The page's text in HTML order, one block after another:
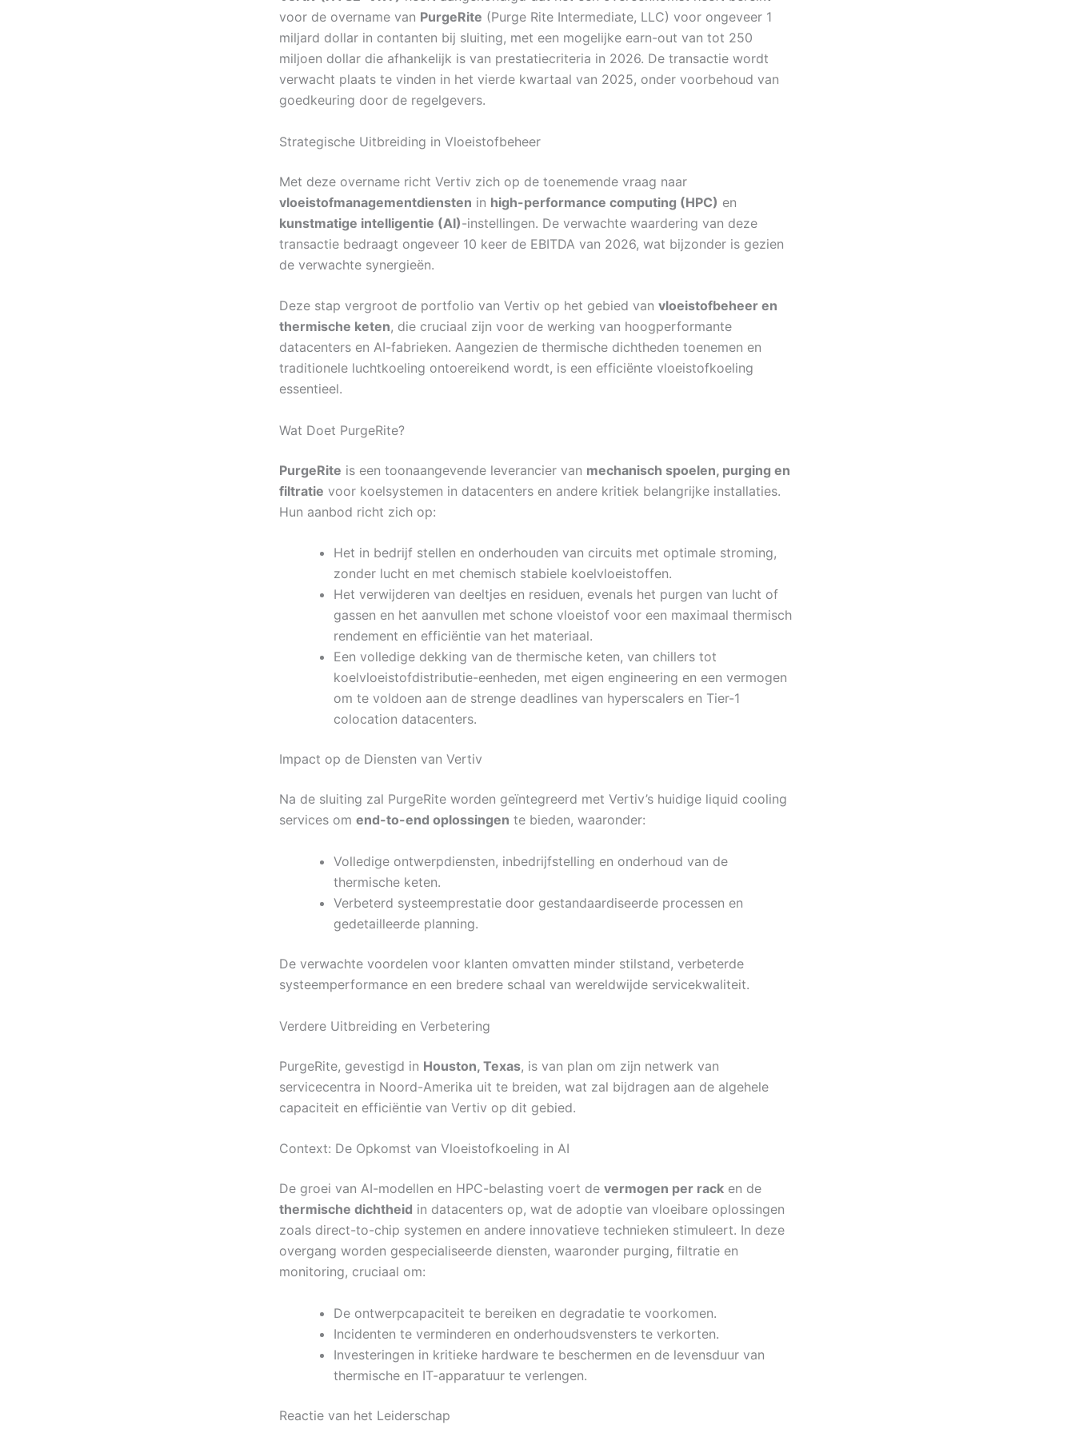
voor de overname van PurgeRite (Purge Rite Intermediate, LLC) voor ongeveer 1
miljard dollar in contanten bij sluiting, met een mogelijke earn-out van tot 250
miljoen dollar die afhankelijk is van prestatiecriteria in 2026. De transactie wordt
verwacht plaats te vinden in het vierde kwartaal van 2025, onder voorbehoud van
goedkeuring door de regelgevers.
Strategische Uitbreiding in Vloeistofbeheer
Met deze overname richt Vertiv zich op de toenemende vraag naar
vloeistofmanagementdiensten in high-performance computing (HPC) en
kunstmatige intelligentie (AI)-instellingen. De verwachte waardering van deze
transactie bedraagt ongeveer 10 keer de EBITDA van 2026, wat bijzonder is gezien
de verwachte synergieën.
Deze stap vergroot de portfolio van Vertiv op het gebied van vloeistofbeheer en
thermische keten, die cruciaal zijn voor de werking van hoogperformante
datacenters en AI-fabrieken. Aangezien de thermische dichtheden toenemen en
traditionele luchtkoeling ontoereikend wordt, is een efficiënte vloeistofkoeling
essentieel.
Wat Doet PurgeRite?
PurgeRite is een toonaangevende leverancier van mechanisch spoelen, purging en
filtratie voor koelsystemen in datacenters en andere kritiek belangrijke installaties.
Hun aanbod richt zich op:
Het in bedrijf stellen en onderhouden van circuits met optimale stroming,
zonder lucht en met chemisch stabiele koelvloeistoffen.
Het verwijderen van deeltjes en residuen, evenals het purgen van lucht of
gassen en het aanvullen met schone vloeistof voor een maximaal thermisch
rendement en efficiëntie van het materiaal.
Een volledige dekking van de thermische keten, van chillers tot
koelvloeistofdistributie-eenheden, met eigen engineering en een vermogen
om te voldoen aan de strenge deadlines van hyperscalers en Tier-1
colocation datacenters.
Impact op de Diensten van Vertiv
Na de sluiting zal PurgeRite worden geïntegreerd met Vertiv’s huidige liquid cooling
services om end-to-end oplossingen te bieden, waaronder:
Volledige ontwerpdiensten, inbedrijfstelling en onderhoud van de
thermische keten.
Verbeterd systeemprestatie door gestandaardiseerde processen en
gedetailleerde planning.
De verwachte voordelen voor klanten omvatten minder stilstand, verbeterde
systeemperformance en een bredere schaal van wereldwijde servicekwaliteit.
Verdere Uitbreiding en Verbetering
PurgeRite, gevestigd in Houston, Texas, is van plan om zijn netwerk van
servicecentra in Noord-Amerika uit te breiden, wat zal bijdragen aan de algehele
capaciteit en efficiëntie van Vertiv op dit gebied.
Context: De Opkomst van Vloeistofkoeling in AI
De groei van AI-modellen en HPC-belasting voert de vermogen per rack en de
thermische dichtheid in datacenters op, wat de adoptie van vloeibare oplossingen
zoals direct-to-chip systemen en andere innovatieve technieken stimuleert. In deze
overgang worden gespecialiseerde diensten, waaronder purging, filtratie en
monitoring, cruciaal om:
De ontwerpcapaciteit te bereiken en degradatie te voorkomen.
Incidenten te verminderen en onderhoudsvensters te verkorten.
Investeringen in kritieke hardware te beschermen en de levensduur van
thermische en IT-apparatuur te verlengen.
Reactie van het Leiderschap